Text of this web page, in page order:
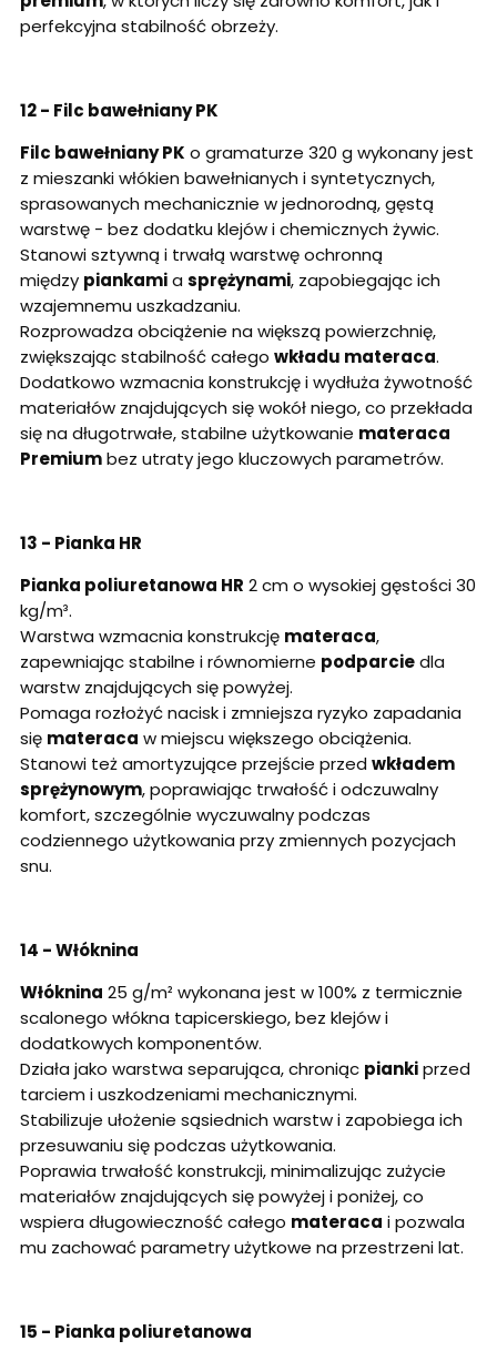
perfekcyjna stabilność obrzeży.
12 - Filc bawełniany PK
Filc bawełniany PK o gramaturze 320 g wykonany jest
z mieszanki włókien bawełnianych i syntetycznych,
sprasowanych mechanicznie w jednorodną, gęstą
warstwę - bez dodatku klejów i chemicznych żywic.
Stanowi sztywną i trwałą warstwę ochronną
między piankamia sprężynami, zapobiegając ich
wzajemnemu uszkadzaniu.
Rozprowadza obciążenie na większą powierzchnię,
zwiększając stabilność całego wkładu materaca.
Dodatkowo wzmacnia konstrukcję i wydłuża żywotność
materiałów znajdujących się wokół niego, co przekłada
się na długotrwałe, stabilne użytkowanie materaca
Premiumbez utraty jego kluczowych parametrów.
13 - Pianka HR
Pianka poliuretanowa HR 2 cm o wysokiej gęstości 30
kg/m³.
Warstwa wzmacnia konstrukcję materaca,
zapewniając stabilne i równomierne podparciedla
warstw znajdujących się powyżej.
Pomaga rozłożyć nacisk i zmniejsza ryzyko zapadania
się materaca w miejscu większego obciążenia.
Stanowi też amortyzujące przejście przed wkładem
sprężynowym, poprawiając trwałość i odczuwalny
komfort, szczególnie wyczuwalny podczas
codziennego użytkowania przy zmiennych pozycjach
snu.
14 - Włóknina
Włóknina 25 g/m² wykonana jest w 100% z termicznie
scalonego włókna tapicerskiego, bez klejów i
dodatkowych komponentów.
Działa jako warstwa separująca, chroniąc piankiprzed
tarciem i uszkodzeniami mechanicznymi.
Stabilizuje ułożenie sąsiednich warstw i zapobiega ich
przesuwaniu się podczas użytkowania.
Poprawia trwałość konstrukcji, minimalizując zużycie
materiałów znajdujących się powyżej i poniżej, co
wspiera długowieczność całego materaca i pozwala
mu zachować parametry użytkowe na przestrzeni lat.
15 - Pianka poliuretanowa